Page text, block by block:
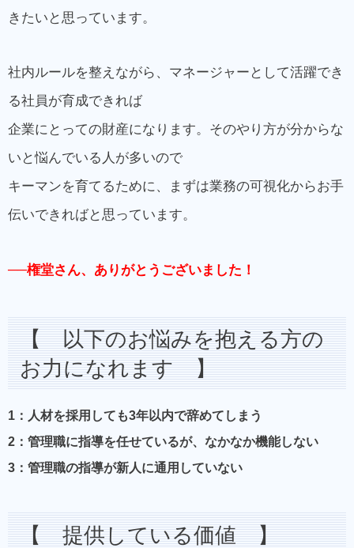
きたいと思っています。
社内ルールを整えながら、マネージャーとして活躍でき
る社員が育成できれば
企業にとっての財産になります。そのやり方が分からな
いと悩んでいる人が多いので
キーマンを育てるために、まずは業務の可視化からお手
伝いできればと思っています。
──権堂さん、ありがとうございました！
【 以下のお悩みを抱える方の
お力になれます 】
1：人材を採用しても3年以内で辞めてしまう
2：管理職に指導を任せているが、なかなか機能しない
3：管理職の指導が新人に通用していない
【 提供している価値 】